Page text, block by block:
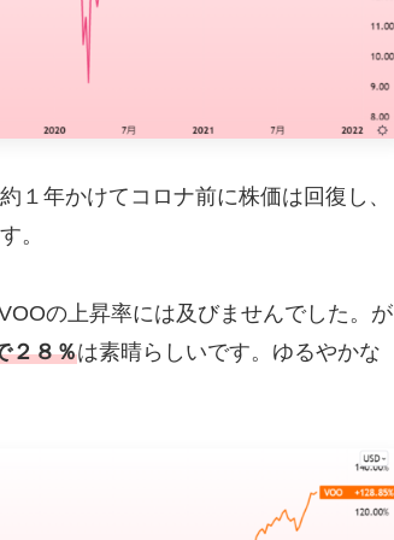
１年かけてコロナ前に株価は回復し、
。
の上昇率には及びませんでした。が
２８％は素晴らしいです。ゆるやかな